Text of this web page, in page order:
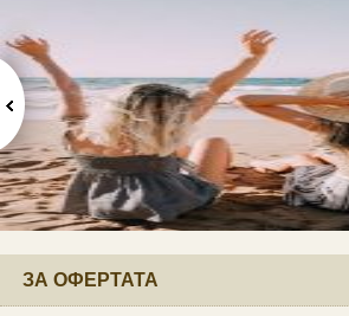
ЗА ОФЕРТАТА